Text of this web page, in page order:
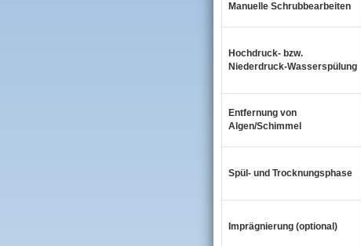
Manuelle Schrubbearbeiten
Hochdruck‑ bzw.
Niederdruck‑Wasserspülung
Entfernung von
Algen/Schimmel
Spül‑ und Trocknungsphase
Imprägnierung (optional)